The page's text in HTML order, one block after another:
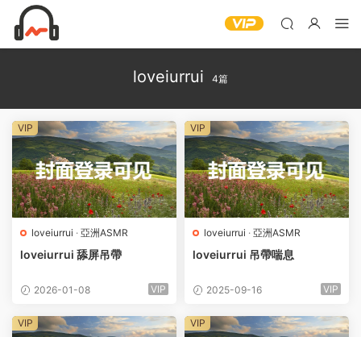
loveiurrui 4篇
loveiurrui · 亞洲ASMR
loveiurrui 舔屏吊帶
2026-01-08 VIP
VIP
loveiurrui · 亞洲ASMR
loveiurrui 吊帶喘息
2025-09-16 VIP
VIP
VIP VIP